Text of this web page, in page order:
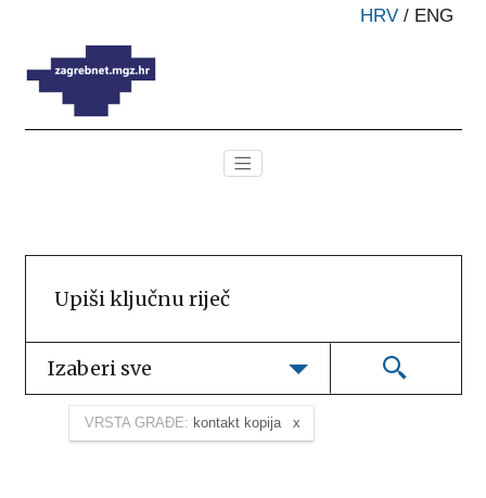
HRV / ENG
Izaberi sve
VRSTA GRAĐE: kontakt kopija